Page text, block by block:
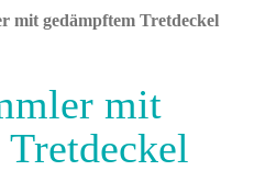
mit gedämpftem Tretdeckel
mit